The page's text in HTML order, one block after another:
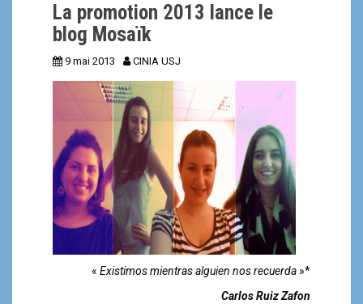
La promotion 2013 lance le
blog Mosaïk
9 mai 2013 CINIA USJ
« Existimos mientras alguien nos recuerda »*
Carlos Ruiz Zafon